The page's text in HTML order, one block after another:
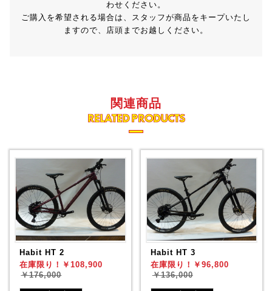
わせください。
ご購入を希望される場合は、スタッフが商品をキープいたし
ますので、店頭までお越しください。
関連商品
RELATED PRODUCTS
Habit HT 2
在庫限り！￥108,900
￥176,000
Habit HT 3
在庫限り！￥96,800
￥136,000